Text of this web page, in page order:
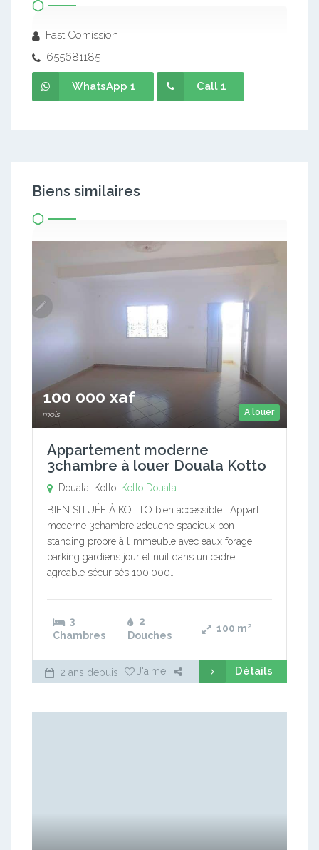
Fast Comission
655681185
WhatsApp 1 Call 1
Biens similaires
A louer
100 000 xaf
mois
Appartement moderne
3chambre à louer Douala Kotto
Douala, Kotto, Kotto Douala
BIEN SITUÉE À KOTTO bien accessible… Appart
moderne 3chambre 2douche spacieux bon
standing propre à l’immeuble avec eaux forage
parking gardiens jour et nuit dans un cadre
agreable sécurisés 100.000…
3
Chambres
2
Douches
100 m²
2 ans depuis J'aime Détails